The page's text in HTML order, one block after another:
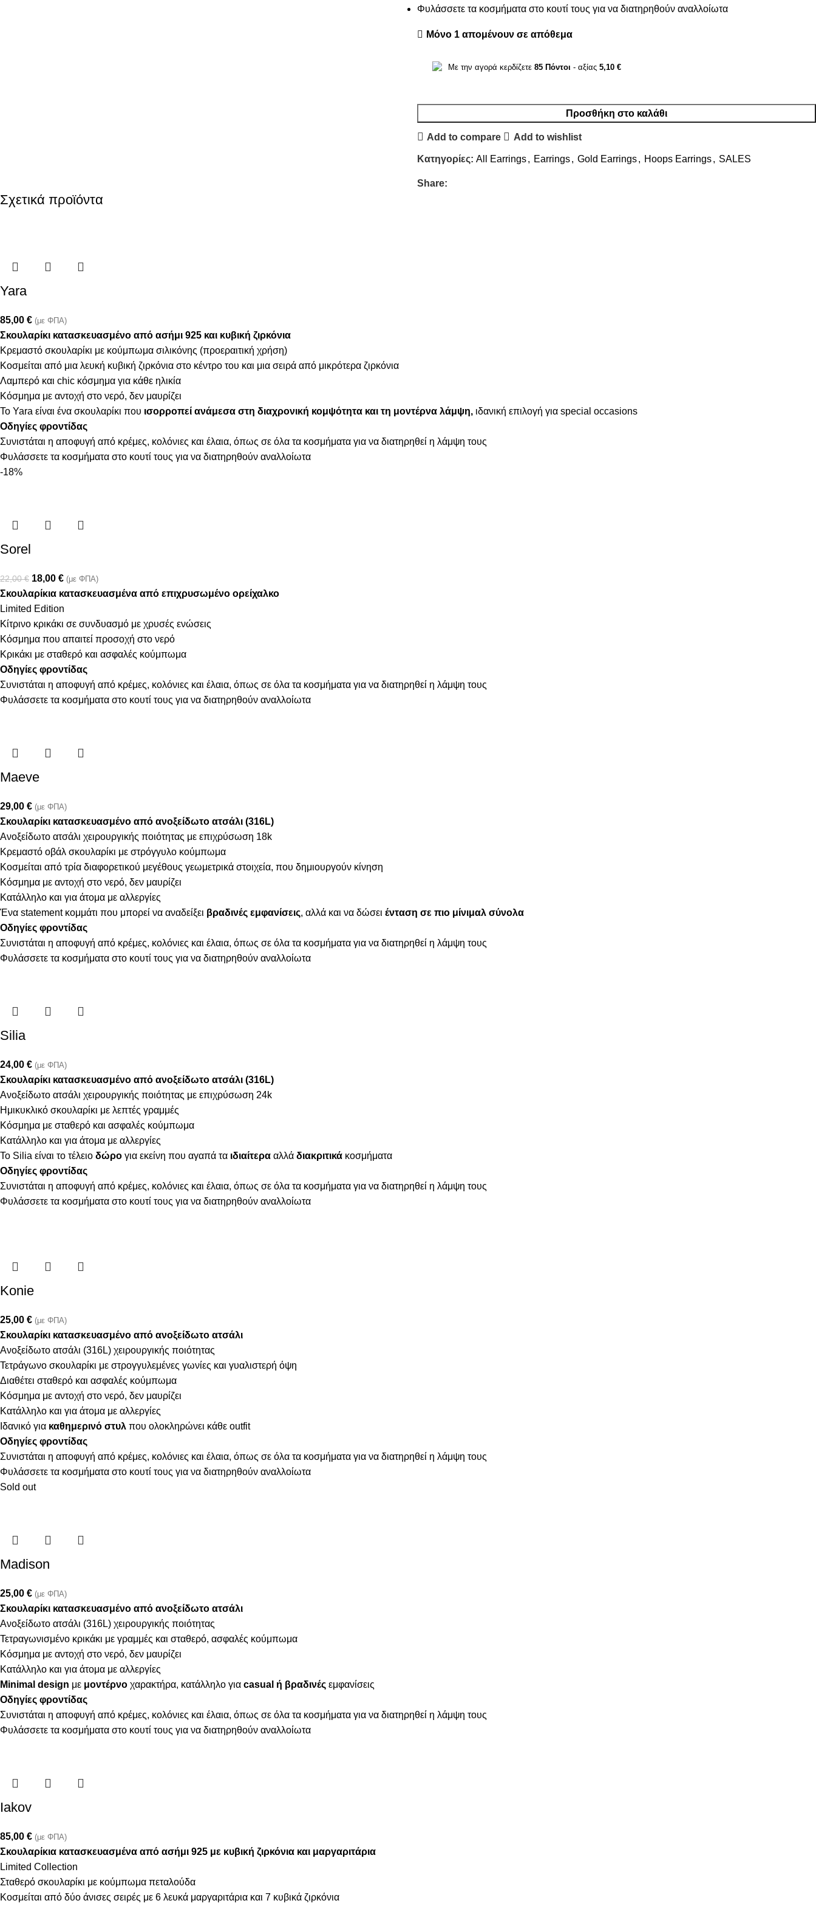
Φυλάσσετε τα κοσμήματα στο κουτί τους για να διατηρηθούν αναλλοίωτα
Μόνο 1 απομένουν σε απόθεμα
Με την αγορά κερδίζετε 85 Πόντοι - αξίας 5,10 €
Προσθήκη στο καλάθι
Add to compare Add to wishlist
Κατηγορίες: All Earrings, Earrings, Gold Earrings, Hoops Earrings, SALES
Share:
Σχετικά προϊόντα
Yara
85,00 € (με ΦΠΑ)
Σκουλαρίκι κατασκευασμένo από ασήμι 925 και κυβική ζιρκόνια
Κρεμαστό σκουλαρίκι με κούμπωμα σιλικόνης (προεραιτική χρήση)
Κοσμείται από μια λευκή κυβική ζιρκόνια στο κέντρο του και μια σειρά από μικρότερα ζιρκόνια
Λαμπερό και chic κόσμημα για κάθε ηλικία
Κόσμημα με αντοχή στο νερό, δεν μαυρίζει
Το Yara είναι ένα σκουλαρίκι που ισορροπεί ανάμεσα στη διαχρονική κομψότητα και τη μοντέρνα λάμψη, ιδανική επιλογή για special occasions
Οδηγίες φροντίδας
Συνιστάται η αποφυγή από κρέμες, κολόνιες και έλαια, όπως σε όλα τα κοσμήματα για να διατηρηθεί η λάμψη τους
Φυλάσσετε τα κοσμήματα στο κουτί τους για να διατηρηθούν αναλλοίωτα
-18%
Sorel
22,00€ 18,00 € (με ΦΠΑ)
Σκουλαρίκια κατασκευασμένα από επιχρυσωμένο ορείχαλκο
Limited Edition
Κίτρινο κρικάκι σε συνδυασμό με χρυσές ενώσεις
Κόσμημα που απαιτεί προσοχή στο νερό
Κρικάκι με σταθερό και ασφαλές κούμπωμα
Οδηγίες φροντίδας
Συνιστάται η αποφυγή από κρέμες, κολόνιες και έλαια, όπως σε όλα τα κοσμήματα για να διατηρηθεί η λάμψη τους
Φυλάσσετε τα κοσμήματα στο κουτί τους για να διατηρηθούν αναλλοίωτα
Maeve
29,00 € (με ΦΠΑ)
Σκουλαρίκι κατασκευασμένο από ανοξείδωτο ατσάλι (316L)
Ανοξείδωτο ατσάλι χειρουργικής ποιότητας με επιχρύσωση 18k
Κρεμαστό οβάλ σκουλαρίκι με στρόγγυλο κούμπωμα
Κοσμείται από τρία διαφορετικού μεγέθους γεωμετρικά στοιχεία, που δημιουργούν κίνηση
Κόσμημα με αντοχή στο νερό, δεν μαυρίζει
Κατάλληλο και για άτομα με αλλεργίες
Ένα statement κομμάτι που μπορεί να αναδείξει βραδινές εμφανίσεις, αλλά και να δώσει ένταση σε πιο μίνιμαλ σύνολα
Οδηγίες φροντίδας
Συνιστάται η αποφυγή από κρέμες, κολόνιες και έλαια, όπως σε όλα τα κοσμήματα για να διατηρηθεί η λάμψη τους
Φυλάσσετε τα κοσμήματα στο κουτί τους για να διατηρηθούν αναλλοίωτα
Silia
24,00 € (με ΦΠΑ)
Σκουλαρίκι κατασκευασμένο από ανοξείδωτο ατσάλι (316L)
Ανοξείδωτο ατσάλι χειρουργικής ποιότητας με επιχρύσωση 24k
Ημικυκλικό σκουλαρίκι με λεπτές γραμμές
Κόσμημα με σταθερό και ασφαλές κούμπωμα
Κατάλληλο και για άτομα με αλλεργίες
Το Silia είναι το τέλειο δώρο για εκείνη που αγαπά τα ιδιαίτερα αλλά διακριτικά κοσμήματα
Οδηγίες φροντίδας
Συνιστάται η αποφυγή από κρέμες, κολόνιες και έλαια, όπως σε όλα τα κοσμήματα για να διατηρηθεί η λάμψη τους
Φυλάσσετε τα κοσμήματα στο κουτί τους για να διατηρηθούν αναλλοίωτα
Konie
25,00 € (με ΦΠΑ)
Σκουλαρίκι κατασκευασμένο από ανοξείδωτο ατσάλι
Ανοξείδωτο ατσάλι (316L) χειρουργικής ποιότητας
Τετράγωνο σκουλαρίκι με στρογγυλεμένες γωνίες και γυαλιστερή όψη
Διαθέτει σταθερό και ασφαλές κούμπωμα
Κόσμημα με αντοχή στο νερό, δεν μαυρίζει
Κατάλληλο και για άτομα με αλλεργίες
Ιδανικό για καθημερινό στυλ που ολοκληρώνει κάθε outfit
Οδηγίες φροντίδας
Συνιστάται η αποφυγή από κρέμες, κολόνιες και έλαια, όπως σε όλα τα κοσμήματα για να διατηρηθεί η λάμψη τους
Φυλάσσετε τα κοσμήματα στο κουτί τους για να διατηρηθούν αναλλοίωτα
Sold out
Madison
25,00 € (με ΦΠΑ)
Σκουλαρίκι κατασκευασμένο από ανοξείδωτο ατσάλι
Ανοξείδωτο ατσάλι (316L) χειρουργικής ποιότητας
Τετραγωνισμένο κρικάκι με γραμμές και σταθερό, ασφαλές κούμπωμα
Κόσμημα με αντοχή στο νερό, δεν μαυρίζει
Κατάλληλο και για άτομα με αλλεργίες
Minimal design με μοντέρνο χαρακτήρα, κατάλληλο για casual ή βραδινές εμφανίσεις
Οδηγίες φροντίδας
Συνιστάται η αποφυγή από κρέμες, κολόνιες και έλαια, όπως σε όλα τα κοσμήματα για να διατηρηθεί η λάμψη τους
Φυλάσσετε τα κοσμήματα στο κουτί τους για να διατηρηθούν αναλλοίωτα
Iakov
85,00 € (με ΦΠΑ)
Σκουλαρίκια κατασκευασμένα από ασήμι 925 με κυβική ζιρκόνια και μαργαριτάρια
Limited Collection
Σταθερό σκουλαρίκι με κούμπωμα πεταλούδα
Κοσμείται από δύο άνισες σειρές με 6 λευκά μαργαριτάρια και 7 κυβικά ζιρκόνια